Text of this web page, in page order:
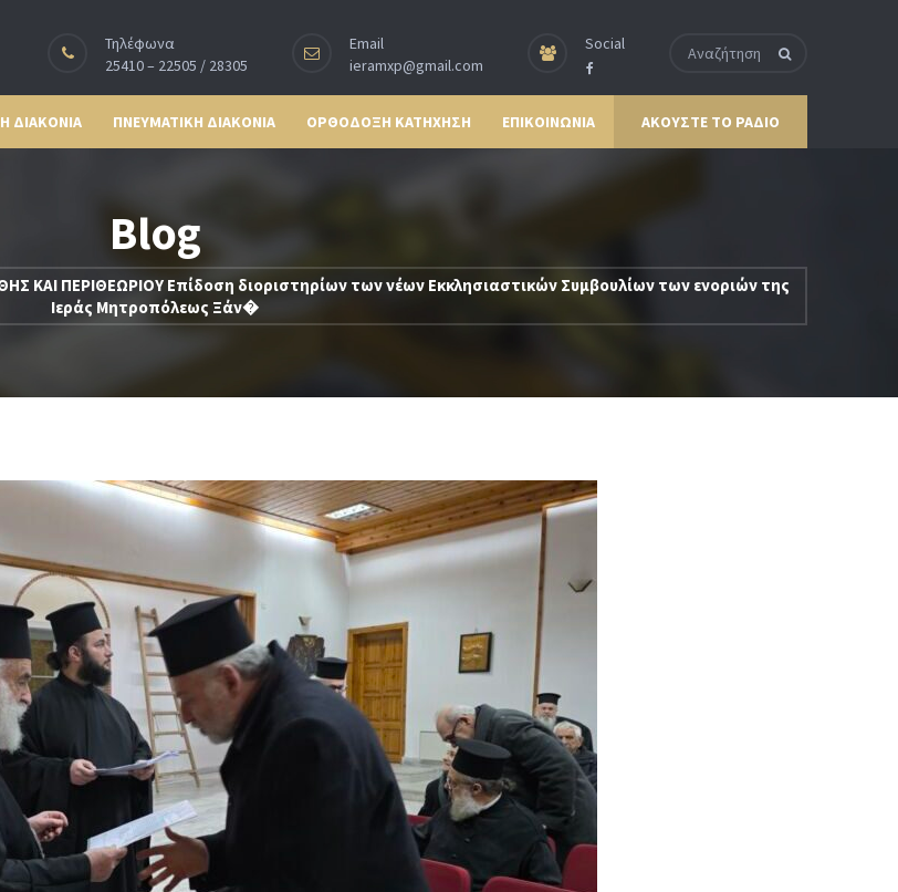
Τηλέφωνα
25410 – 22505 / 28305
Email
ieramxp@gmail.com
Social
ΔΙΑΚΟΝΙΑ ΠΝΕΥΜΑΤΙΚΗ ΔΙΑΚΟΝΙΑ ΟΡΘΟΔΟΞΗ ΚΑΤΗΧΗΣΗ ΕΠΙΚΟΙΝΩΝΙΑ ΑΚΟΥΣΤΕ ΤΟ ΡΑΔΙΟ
Blog
ΚΑΙ ΠΕΡΙΘΕΩΡΙΟΥ Επίδοση διοριστηρίων των νέων Εκκλησιαστικών Συμβουλίων των ενοριών της
Ιεράς Μητροπόλεως Ξάν�